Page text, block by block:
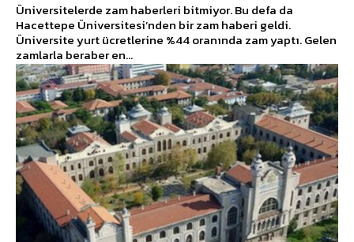
Üniversitelerde zam haberleri bitmiyor. Bu defa da
Hacettepe Üniversitesi’nden bir zam haberi geldi.
Üniversite yurt ücretlerine %44 oranında zam yaptı. Gelen
zamlarla beraber en...